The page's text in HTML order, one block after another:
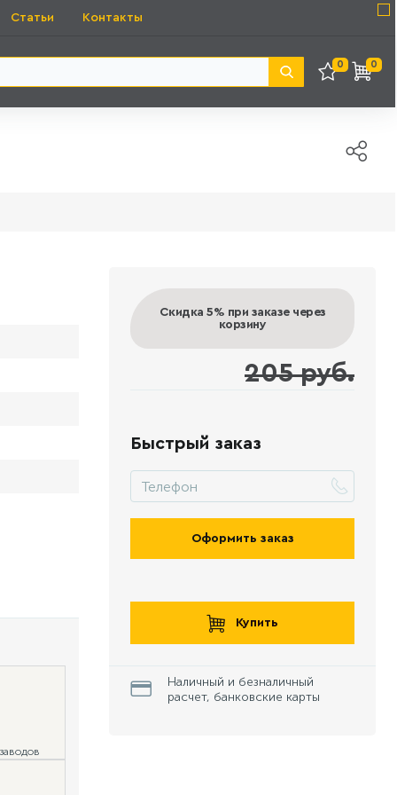
Статьи Контакты
0 0
Скидка 5% при заказе через
корзину
205 руб.
Быстрый заказ
Оформить заказ
Купить
Наличный и безналичный
расчет, банковские карты